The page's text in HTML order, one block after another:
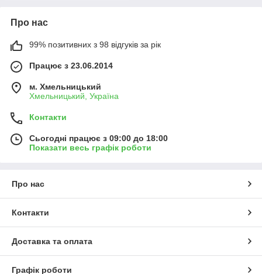
Про нас
99% позитивних з 98 відгуків за рік
Працює з 23.06.2014
м. Хмельницький
Хмельницький, Україна
Контакти
Сьогодні працює з 09:00 до 18:00
Показати весь графік роботи
Про нас
Контакти
Доставка та оплата
Графік роботи